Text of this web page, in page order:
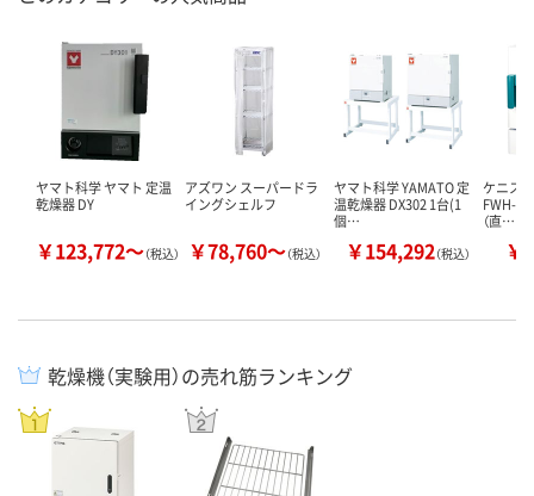
ヤマト科学 ヤマト 定温
乾燥器 DY
￥123,772～（税込）
アズワン スーパードラ
イングシェルフ
￥78,760～（税込）
ヤマト科学 YAMATO 定
温乾燥器 DX302 1台(1
個…
￥154,292（税込）
ケニス
FWH-
（直…
￥
乾燥機（実験用）の売れ筋ランキング